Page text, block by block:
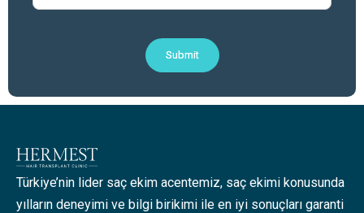
Submit
Türkiye’nin lider saç ekim acentemiz, saç ekimi konusunda
yılların deneyimi ve bilgi birikimi ile en iyi sonuçları garanti